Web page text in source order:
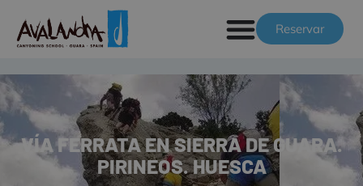
Reservar
VÍA FERRATA EN SIERRA DE GUARA.
PIRINEOS. HUESCA